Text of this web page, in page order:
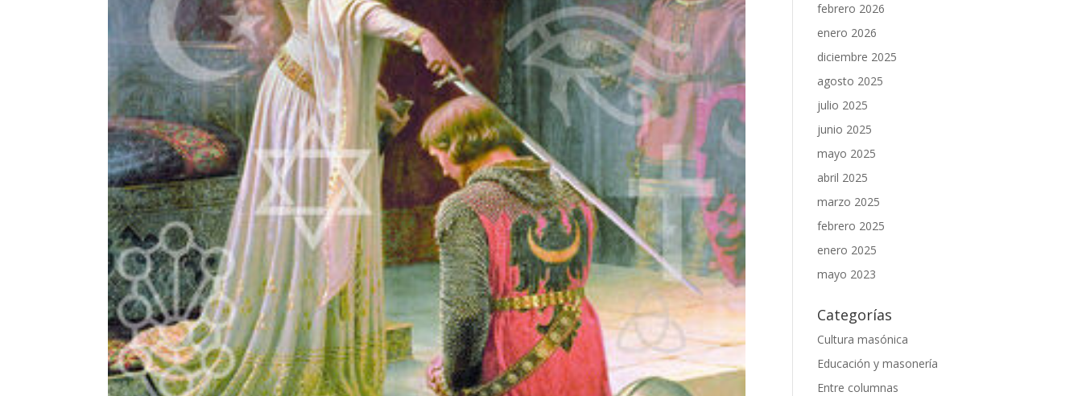
febrero 2026
enero 2026
diciembre 2025
agosto 2025
julio 2025
junio 2025
mayo 2025
abril 2025
marzo 2025
febrero 2025
enero 2025
mayo 2023
Categorías
Cultura masónica
Educación y masonería
Entre columnas